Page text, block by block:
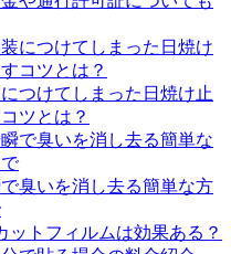
つけてしまった日焼け止
ツとは？
臭いを消し去る簡単な方